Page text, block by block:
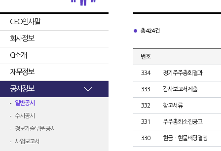
CEO인사말
회사정보
CI소개
재무정보
공시정보
일반공시
수시공시
정보기술부문 공시
사업보고서
총 424건
번호
334 정기주주총회결과
333 감사보고서제출
332 참고서류
331 주주총회소집공고
330 현금ㆍ현물배당결정